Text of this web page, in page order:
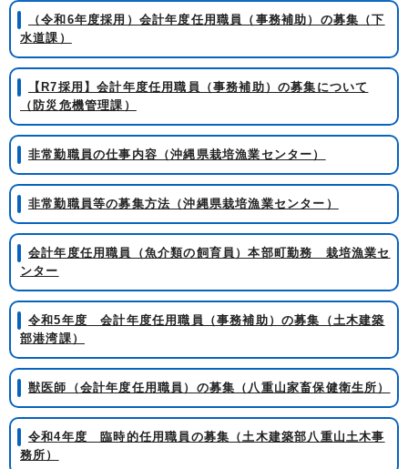
（令和6年度採用）会計年度任用職員（事務補助）の募集（下
水道課）
【R7採用】会計年度任用職員（事務補助）の募集について
（防災危機管理課）
非常勤職員の仕事内容（沖縄県栽培漁業センター）
非常勤職員等の募集方法（沖縄県栽培漁業センター）
会計年度任用職員（魚介類の飼育員）本部町勤務 栽培漁業セ
ンター
令和5年度 会計年度任用職員（事務補助）の募集（土木建築
部港湾課）
獣医師（会計年度任用職員）の募集（八重山家畜保健衛生所）
令和4年度 臨時的任用職員の募集（土木建築部八重山土木事
務所）